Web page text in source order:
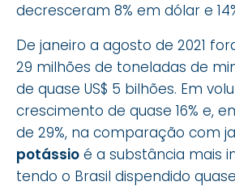
decresceram 8% em dólar e
De janeiro a agosto de 2021
29 milhões de toneladas de
de quase US$ 5 bilhões. Em
crescimento de quase 16% e,
de 29%, na comparação com
potássio é a substância mais
tendo o Brasil dispendido